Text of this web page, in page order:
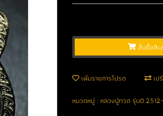
สั่งซื้อสิน
เพิ่มรายการโปรด เป
หมวดหมู่ : หลวงปู่ทวด รุ่นปี